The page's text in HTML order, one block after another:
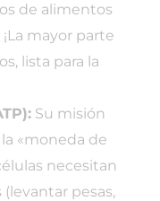
de alimentos
mayor parte
lista para la
Su misión
la «moneda de
necesitan
(levantar pesas,